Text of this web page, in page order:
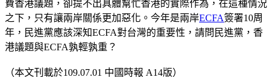
費香港議題，卻提不出具體幫忙香港的實際作為，在這種情況
之下，只有讓兩岸關係更加惡化。今年是兩岸ECFA簽署10周
年，民進黨應該深知ECFA對台灣的重要性，請問民進黨，香
港議題與ECFA孰輕孰重？
（本文刊載於109.07.01 中國時報 A14版）